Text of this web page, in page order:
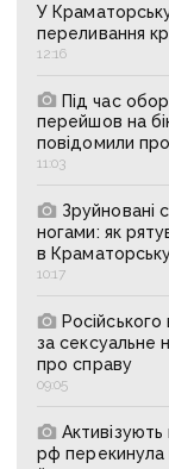
У Краматорську
переливання
12:16
Під час
перейшов на
повідомили
11:03
Зруйновані
ногами: як
в
10:17
за сексуальне
про справу
09:05
рф перекинула